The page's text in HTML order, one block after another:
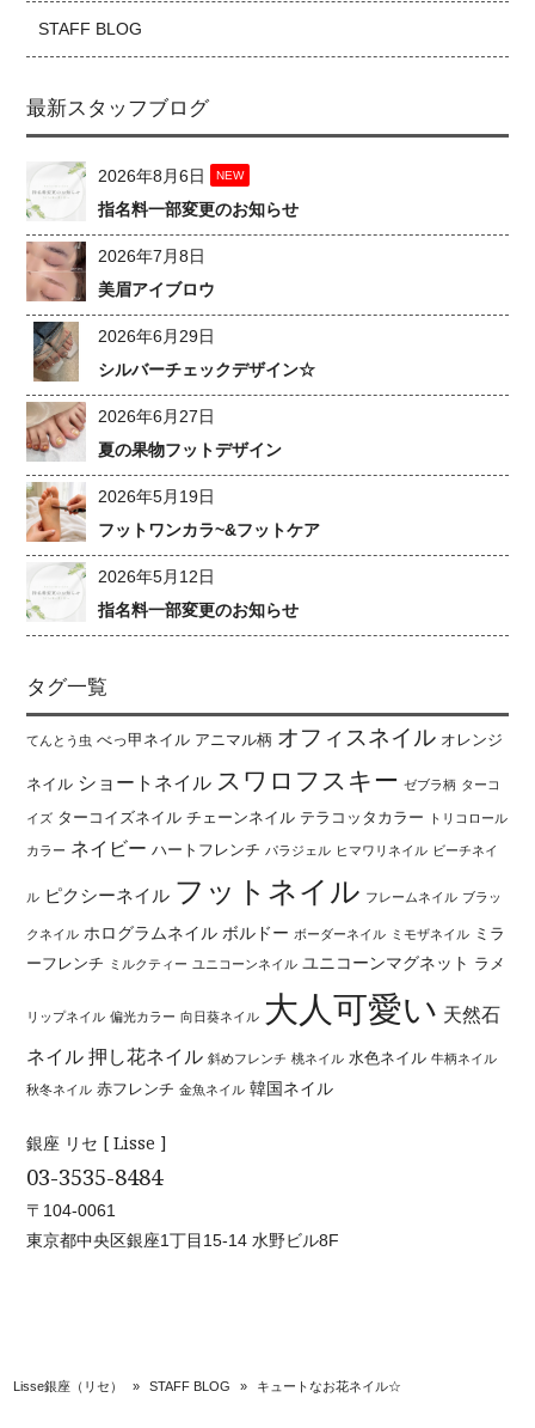
STAFF BLOG
最新スタッフブログ
2026年8月6日 NEW
指名料一部変更のお知らせ
2026年7月8日
美眉アイブロウ
2026年6月29日
シルバーチェックデザイン☆
2026年6月27日
夏の果物フットデザイン
2026年5月19日
フットワンカラ~&フットケア
2026年5月12日
指名料一部変更のお知らせ
タグ一覧
てんとう虫 べっ甲ネイル アニマル柄 オフィスネイル オレンジ
ネイル ショートネイル スワロフスキー ゼブラ柄 ターコ
イズ ターコイズネイル チェーンネイル テラコッタカラー トリコロール
カラー ネイビー ハートフレンチ パラジェル ヒマワリネイル ビーチネイ
ル ピクシーネイル フットネイル フレームネイル ブラッ
クネイル ホログラムネイル ボルドー ボーダーネイル ミモザネイル ミラ
ーフレンチ
ミルクティー ユニコーンネイル ユニコーンマグネット ラメ
リップネイル 偏光カラー 向日葵ネイル 大人可愛い 天然石
ネイル 押し花ネイル 斜めフレンチ 桃ネイル 水色ネイル 牛柄ネイル
秋冬ネイル 赤フレンチ 金魚ネイル 韓国ネイル
銀座 リセ [ Lisse ]
03-3535-8484
〒104-0061
東京都中央区銀座1丁目15-14 水野ビル8F
Lisse銀座（リセ） » STAFF BLOG » キュートなお花ネイル☆